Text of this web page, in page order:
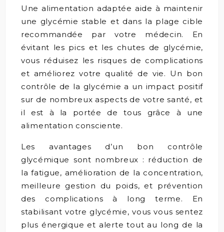
Une alimentation adaptée aide à maintenir
une glycémie stable et dans la plage cible
recommandée par votre médecin. En
évitant les pics et les chutes de glycémie,
vous réduisez les risques de complications
et améliorez votre qualité de vie. Un bon
contrôle de la glycémie a un impact positif
sur de nombreux aspects de votre santé, et
il est à la portée de tous grâce à une
alimentation consciente.
Les avantages d’un bon contrôle
glycémique sont nombreux : réduction de
la fatigue, amélioration de la concentration,
meilleure gestion du poids, et prévention
des complications à long terme. En
stabilisant votre glycémie, vous vous sentez
plus énergique et alerte tout au long de la